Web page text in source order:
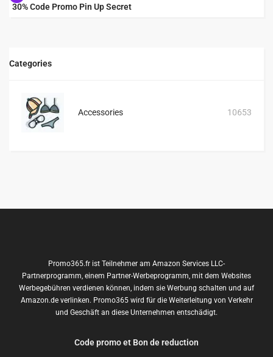
30% Code Promo Pin Up Secret
Categories
Accessories 10653
Promo365.fr ist Teilnehmer am Amazon Services LLC-
Partnerprogramm, einem Partner-Werbeprogramm, mit dem Websites
Werbegebühren verdienen können, indem sie Werbung schalten und auf
Amazon.de verlinken. Promo365 wird für die Weiterleitung von Verkehr
und Geschäft an diese Unternehmen entschädigt.
Code promo et Bon de reduction